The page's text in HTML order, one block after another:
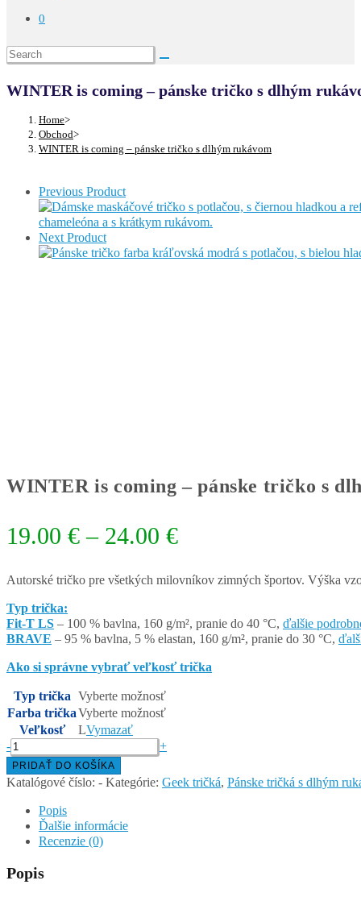
0
WINTER is coming – pánske tričko s dlhým
Home>
Obchod>
WINTER is coming – pánske tričko s dlhým rukávom
Previous Product
Next Product
WINTER is coming – pánske tričko s
19.00 € – 24.00 €Price
19.00 €
24.00 €
Autorské tričko pre všetkých milovníkov zimných športov. Výška
Typ trička:
Fit-T LS – 100 % bavlna, 160 g/m², pranie do 40 °C, ďalšie
BRAVE – 95 % bavlna, 5 % elastan, 160 g/m², pranie do 30 °C,
Ako si správne vybrať veľkosť trička
Typ trička Vyberte možnosť
Farba tričkaVyberte možnosť
Veľkosť
LVymazať
množstvo
WINTER
is
coming
pánske
tričko
dlhým
rukávom
- +
PRIDAŤ DO KOŠÍKA
Katalógové číslo: - Kategórie: Geek tričká, Pánske tričká s dlhým
Popis
Ďalšie informácie
Recenzie (0)
Popis